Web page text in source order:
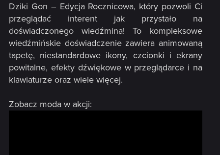
Dziki Gon – Edycja Rocznicowa, który pozwoli Ci
przeglądać interent jak przystało na
doświadczonego wiedźmina! To kompleksowe
wiedźmińskie doświadczenie zawiera animowaną
tapetę, niestandardowe ikony, czcionki i ekrany
powitalne, efekty dźwiękowe w przeglądarce i na
klawiaturze oraz wiele więcej.​
Zobacz moda w akcji:​